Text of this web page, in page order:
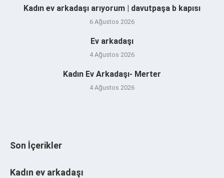
Kadın ev arkadaşı arıyorum | davutpaşa b kapısı
6 Ağustos 2026
Ev arkadaşı
4 Ağustos 2026
Kadın Ev Arkadaşı- Merter
4 Ağustos 2026
Son İçerikler
Kadın ev arkadaşı